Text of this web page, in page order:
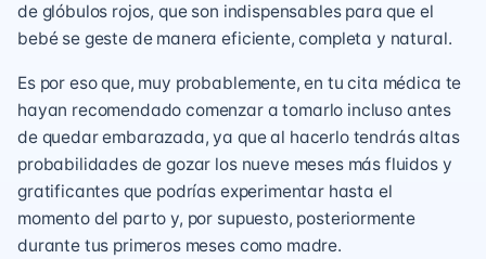
de glóbulos rojos, que son indispensables para que el
bebé se geste de manera eficiente, completa y natural.
Es por eso que, muy probablemente, en tu cita médica te
hayan recomendado comenzar a tomarlo incluso antes
de quedar embarazada, ya que al hacerlo tendrás altas
probabilidades de gozar los nueve meses más fluidos y
gratificantes que podrías experimentar hasta el
momento del parto y, por supuesto, posteriormente
durante tus primeros meses como madre.